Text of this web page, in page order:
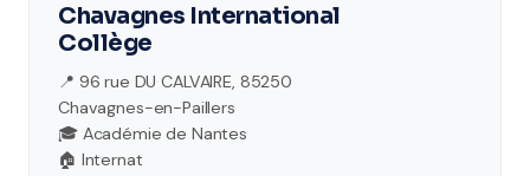
Chavagnes International
Collège
📍 96 rue DU CALVAIRE, 85250
Chavagnes-en-Paillers
🎓 Académie de Nantes
🏠 Internat